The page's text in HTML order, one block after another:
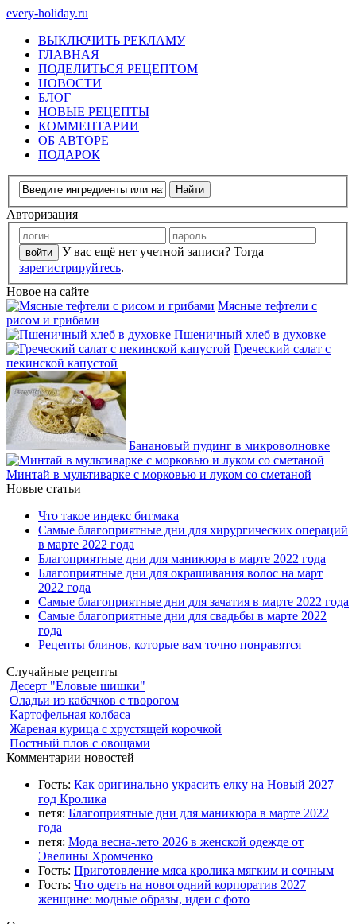
every-holiday.ru
ВЫКЛЮЧИТЬ РЕКЛАМУ
ГЛАВНАЯ
ПОДЕЛИТЬСЯ РЕЦЕПТОМ
НОВОСТИ
БЛОГ
НОВЫЕ РЕЦЕПТЫ
КОММЕНТАРИИ
ОБ АВТОРЕ
ПОДАРОК
Авторизация
У вас ещё нет учетной записи? Тогда
зарегистрируйтесь.
Новое на сайте
Мясные тефтели с
рисом и грибами
Пшеничный хлеб в духовке
Греческий салат с
пекинской капустой
Банановый пудинг в микроволновке
Минтай в мультиварке с морковью и луком со сметаной
Новые статьи
Что такое индекс бигмака
Самые благоприятные дни для хирургических операций
в марте 2022 года
Благоприятные дни для маникюра в марте 2022 года
Благоприятные дни для окрашивания волос на март
2022 года
Самые благоприятные дни для зачатия в марте 2022 года
Самые благоприятные дни для свадьбы в марте 2022
года
Рецепты блинов, которые вам точно понравятся
Случайные рецепты
Десерт "Еловые шишки"
Оладьи из кабачков с творогом
Картофельная колбаса
Жареная курица с хрустящей корочкой
Постный плов с овощами
Комментарии новостей
Гость: Как оригинально украсить елку на Новый 2027
год Кролика
петя: Благоприятные дни для маникюра в марте 2022
года
петя: Мода весна-лето 2026 в женской одежде от
Эвелины Хромченко
Гость: Приготовление мяса кролика мягким и сочным
Гость: Что одеть на новогодний корпоратив 2027
женщине: модные образы, идеи с фото